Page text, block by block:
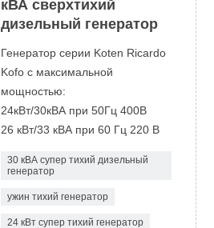
кВА сверхтихий
дизельный генератор
Генератор серии Koten Ricardo
Kofo с максимальной
мощностью:
24кВт/30кВА при 50Гц 400В
26 кВт/33 кВА при 60 Гц 220 В
30 кВА супер тихий дизельный
генератор
ужин тихий генератор
24 кВт супер тихий генератор